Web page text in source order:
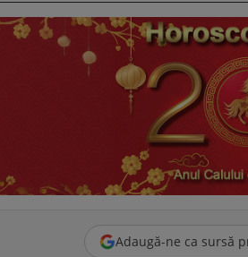
Adaugă-ne ca sursă